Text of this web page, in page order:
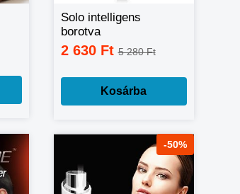
Solo intelligens
borotva
2 630 Ft5 280 Ft
Kosárba
-50%